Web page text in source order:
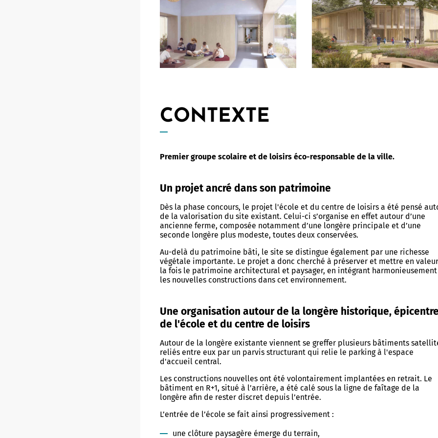
CONTEXTE
Premier groupe scolaire et de loisirs éco-responsable de la ville.
Un projet ancré dans son patrimoine
Dès la phase concours, le projet l'école et du centre de loisirs a été pensé
de la valorisation du site existant. Celui-ci s’organise en effet autour d’une
ancienne ferme, composée notamment d’une longère principale et d’une
seconde longère plus modeste, toutes deux conservées.
Au-delà du patrimoine bâti, le site se distingue également par une richesse
végétale importante. Le projet a donc cherché à préserver et mettre en
la fois le patrimoine architectural et paysager, en intégrant harmonieusement
les nouvelles constructions dans cet environnement.
Une organisation autour de la longère historique,
de l'école et du centre de loisirs
Autour de la longère existante viennent se greffer plusieurs bâtiments
reliés entre eux par un parvis structurant qui relie le parking à l'espace
d'accueil central.
Les constructions nouvelles ont été volontairement implantées en retrait. Le
bâtiment en R+1, situé à l’arrière, a été calé sous la ligne de faîtage de la
longère afin de rester discret depuis l’entrée.
L’entrée de l’école se fait ainsi progressivement :
une clôture paysagère émerge du terrain,